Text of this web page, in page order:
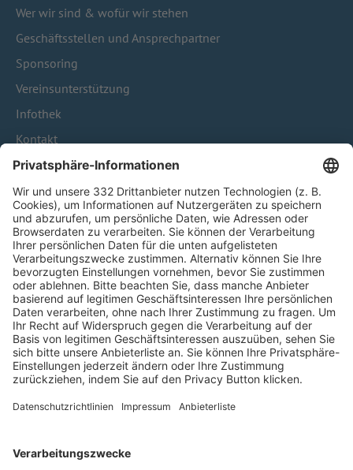
Wer wir sind & wofür wir stehen
Geschäftsstellen und Ansprechpartner
Sponsoring
Vereinsunterstützung
Infothek
Kontakt
HÄUFIG BESUCHTE SEITEN
Pässe und Vereinswechsel
Trainerausbildung
Schulungsangebot Vereinsmitarbeiter
BFV-Geschäftsstellen
Trainerbörse
Login SpielPlus
FOLGE DEM BFV